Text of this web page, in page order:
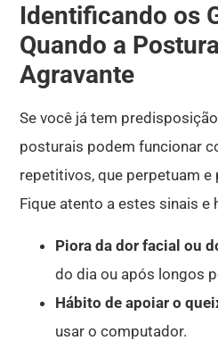
Identificando os
Quando a
Agravante
Se você já tem
posturais podem funcionar
repetitivos, que perpetuam
Fique atento a estes sinais e
Piora da dor facial ou
do dia ou após longos
Hábito de apoiar o
usar o computador.